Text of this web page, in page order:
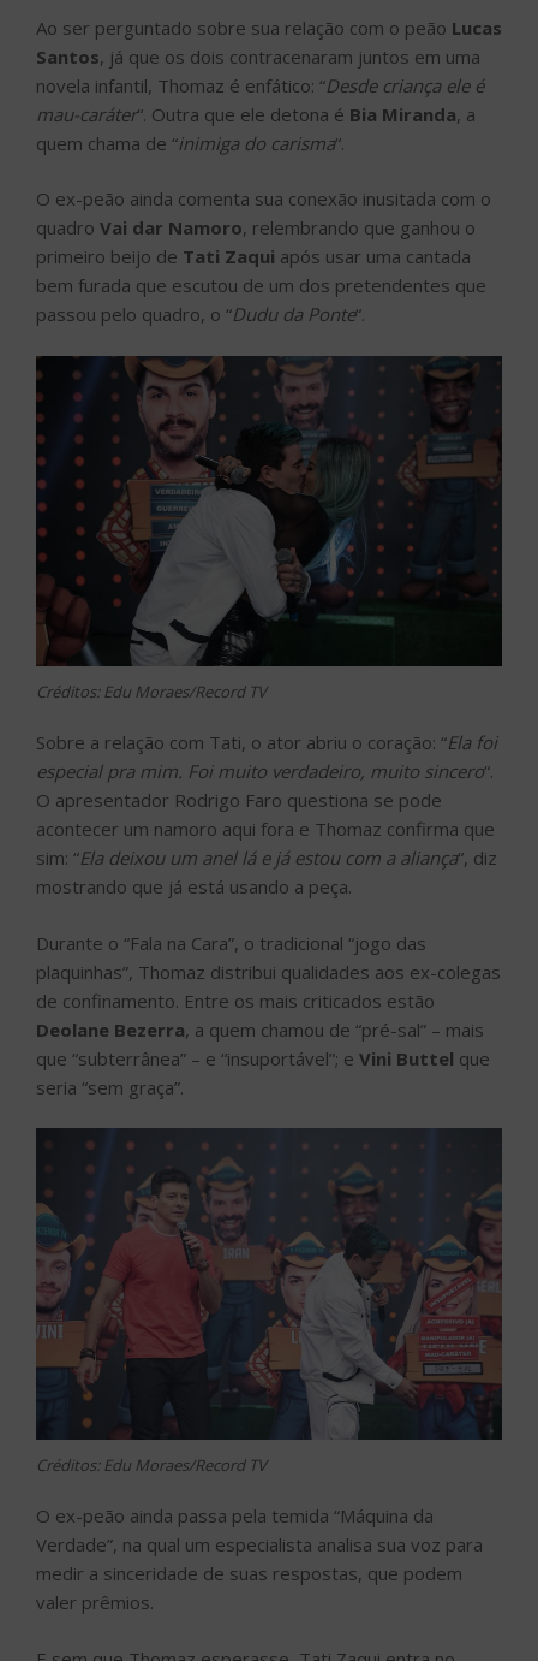
Ao ser perguntado sobre sua relação com o peão Lucas
Santos, já que os dois contracenaram juntos em uma
novela infantil, Thomaz é enfático: “Desde criança ele é
mau-caráter“. Outra que ele detona é Bia Miranda, a
quem chama de “inimiga do carisma“.
O ex-peão ainda comenta sua conexão inusitada com o
quadro Vai dar Namoro, relembrando que ganhou o
primeiro beijo de Tati Zaqui após usar uma cantada
bem furada que escutou de um dos pretendentes que
passou pelo quadro, o “Dudu da Ponte“.
Créditos: Edu Moraes/Record TV
Sobre a relação com Tati, o ator abriu o coração: “Ela foi
especial pra mim. Foi muito verdadeiro, muito sincero“.
O apresentador Rodrigo Faro questiona se pode
acontecer um namoro aqui fora e Thomaz confirma que
sim: “Ela deixou um anel lá e já estou com a aliança“, diz
mostrando que já está usando a peça.
Durante o “Fala na Cara”, o tradicional “jogo das
plaquinhas”, Thomaz distribui qualidades aos ex-colegas
de confinamento. Entre os mais criticados estão
Deolane Bezerra, a quem chamou de “pré-sal” – mais
que “subterrânea” – e “insuportável”; e Vini Buttel que
seria “sem graça”.
Créditos: Edu Moraes/Record TV
O ex-peão ainda passa pela temida “Máquina da
Verdade”, na qual um especialista analisa sua voz para
medir a sinceridade de suas respostas, que podem
valer prêmios.